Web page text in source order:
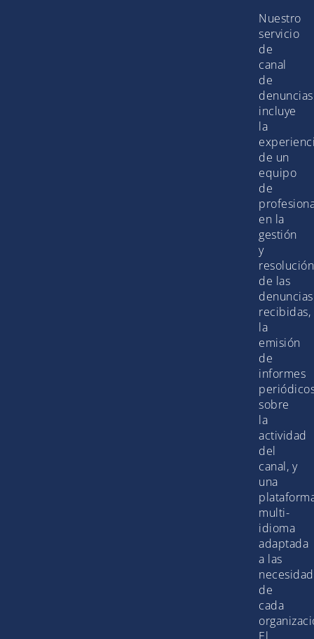
Nuestro
servicio
de
canal
de
denuncias
incluye
la
de un
equipo
de
en la
gestión
y
resolución
de las
denuncias
recibidas,
la
emisión
de
informes
sobre
la
actividad
del
canal, y
una
multi-
idioma
adaptada
a las
de
cada
El